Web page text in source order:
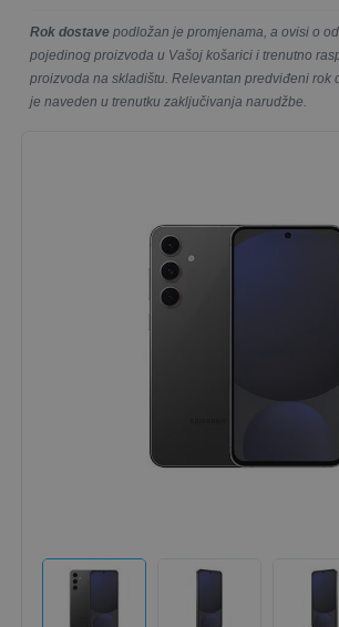
Rok dostave podložan je promjenama, a ovisi o
pojedinog proizvoda u Vašoj košarici i trenutno
proizvoda na skladištu. Relevantan predviđeni rok
je naveden u trenutku zaključivanja narudžbe.